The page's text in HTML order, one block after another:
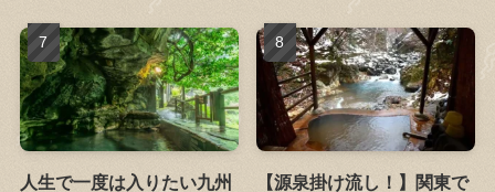
人生で一度は入りたい九州
【源泉掛け流し！】関東で